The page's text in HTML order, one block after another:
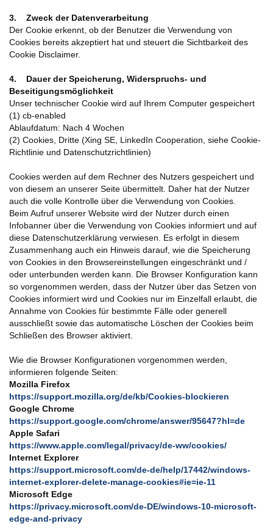
3. Zweck der Datenverarbeitung
Der Cookie erkennt, ob der Benutzer die Verwendung von
Cookies bereits akzeptiert hat und steuert die Sichtbarkeit des
Cookie Disclaimer.
4. Dauer der Speicherung, Widerspruchs- und
Beseitigungsmöglichkeit
Unser technischer Cookie wird auf Ihrem Computer gespeichert
(1) cb-enabled
Ablaufdatum: Nach 4 Wochen
(2) Cookies, Dritte (Xing SE, LinkedIn Cooperation, siehe Cookie-
Richtlinie und Datenschutzrichtlinien)
Cookies werden auf dem Rechner des Nutzers gespeichert und
von diesem an unserer Seite übermittelt. Daher hat der Nutzer
auch die volle Kontrolle über die Verwendung von Cookies.
Beim Aufruf unserer Website wird der Nutzer durch einen
Infobanner über die Verwendung von Cookies informiert und auf
diese Datenschutzerklärung verwiesen. Es erfolgt in diesem
Zusammenhang auch ein Hinweis darauf, wie die Speicherung
von Cookies in den Browsereinstellungen eingeschränkt und /
oder unterbunden werden kann. Die Browser Konfiguration kann
so vorgenommen werden, dass der Nutzer über das Setzen von
Cookies informiert wird und Cookies nur im Einzelfall erlaubt, die
Annahme von Cookies für bestimmte Fälle oder generell
ausschließt sowie das automatische Löschen der Cookies beim
Schließen des Browser aktiviert.
Wie die Browser Konfigurationen vorgenommen werden,
informieren folgende Seiten:
Mozilla Firefox
https://support.mozilla.org/de/kb/Cookies-blockieren
Google Chrome
https://support.google.com/chrome/answer/95647?hl=de
Apple Safari
https://www.apple.com/legal/privacy/de-ww/cookies/
Internet Explorer
https://support.microsoft.com/de-de/help/17442/windows-
internet-explorer-delete-manage-cookies#ie=ie-11
Microsoft Edge
https://privacy.microsoft.com/de-DE/windows-10-microsoft-
edge-and-privacy